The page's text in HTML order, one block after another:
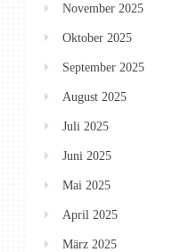
November 2025
Oktober 2025
September 2025
August 2025
Juli 2025
Juni 2025
Mai 2025
April 2025
März 2025